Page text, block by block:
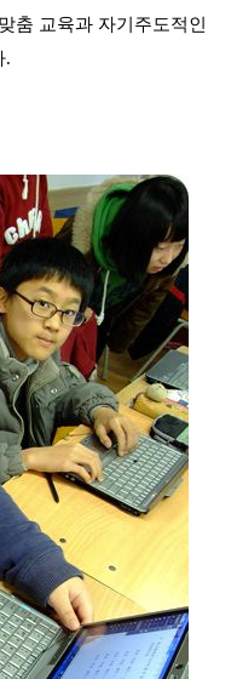
춤 교육과 자기주도적인
.